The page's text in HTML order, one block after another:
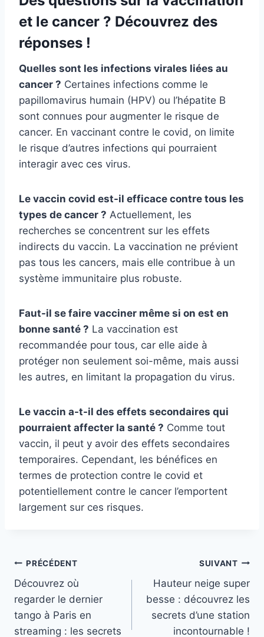
et le cancer ? Découvrez des
réponses !
Quelles sont les infections virales liées au
cancer ? Certaines infections comme le
papillomavirus humain (HPV) ou l’hépatite B
sont connues pour augmenter le risque de
cancer. En vaccinant contre le covid, on limite
le risque d’autres infections qui pourraient
interagir avec ces virus.
Le vaccin covid est-il efficace contre tous les
types de cancer ? Actuellement, les
recherches se concentrent sur les effets
indirects du vaccin. La vaccination ne prévient
pas tous les cancers, mais elle contribue à un
système immunitaire plus robuste.
Faut-il se faire vacciner même si on est en
bonne santé ? La vaccination est
recommandée pour tous, car elle aide à
protéger non seulement soi-même, mais aussi
les autres, en limitant la propagation du virus.
Le vaccin a-t-il des effets secondaires qui
pourraient affecter la santé ? Comme tout
vaccin, il peut y avoir des effets secondaires
temporaires. Cependant, les bénéfices en
termes de protection contre le covid et
potentiellement contre le cancer l’emportent
largement sur ces risques.
Navigation
de
l’article
PRÉCÉDENT
Découvrez où
regarder le dernier
tango à Paris en
streaming : les secrets
SUIVANT
Hauteur neige super
besse : découvrez les
secrets d’une station
incontournable !